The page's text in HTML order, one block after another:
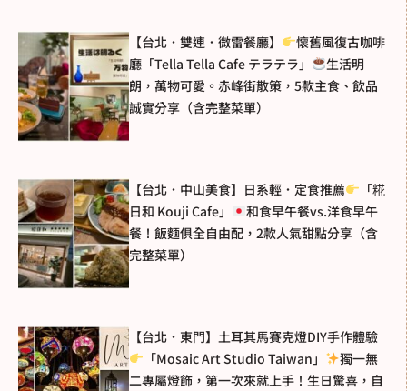
【台北．雙連．微雷餐廳】
懷舊風復古咖啡
廳「Tella Tella Cafe テラテラ」
生活明
朗，萬物可愛。赤峰街散策，5款主食、飲品
誠實分享（含完整菜單）
【台北．中山美食】日系輕．定食推薦
「糀
日和 Kouji Cafe」
和食早午餐vs.洋食早午
餐！飯麵俱全自由配，2款人氣甜點分享（含
完整菜單）
【台北．東門】土耳其馬賽克燈DIY手作體驗
「Mosaic Art Studio Taiwan」
獨一無
二專屬燈飾，第一次來就上手！生日驚喜，自